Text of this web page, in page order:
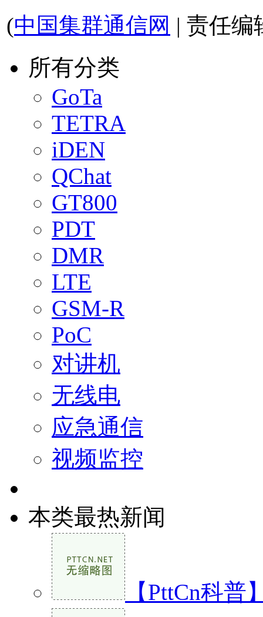
(中国集群通信网 | 责任编
所有分类
GoTa
TETRA
iDEN
QChat
GT800
PDT
DMR
LTE
GSM-R
PoC
对讲机
无线电
应急通信
视频监控
本类最热新闻
【PttCn科